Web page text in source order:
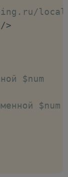
/>
$num
$num